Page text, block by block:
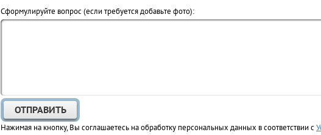
Cформулируйте вопрос (если требуется добавьте фото):
Нажимая на кнопку, Вы соглашаетесь на обработку персональных данных в соответствии с